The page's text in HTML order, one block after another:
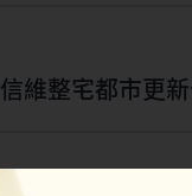
臺北市住都中心攜手居民推動 信維整